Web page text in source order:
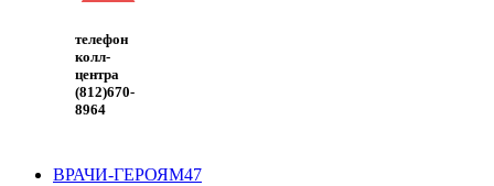
телефон
колл-
центра
(812)670-
8964
ВРАЧИ-ГЕРОЯМ47